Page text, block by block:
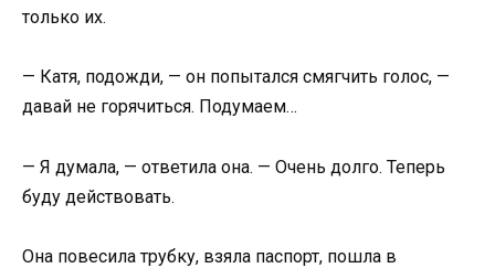
только их.
— Катя, подожди, — он попытался смягчить голос, —
давай не горячиться. Подумаем…
— Я думала, — ответила она. — Очень долго. Теперь
буду действовать.
Она повесила трубку, взяла паспорт, пошла в